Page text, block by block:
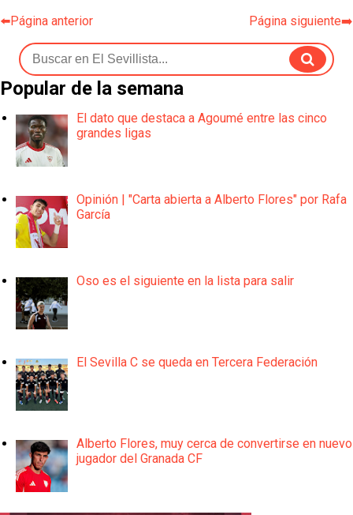
⬅️Página anterior Página siguiente➡️
Popular de la semana
El dato que destaca a Agoumé entre las cinco
grandes ligas
Opinión | "Carta abierta a Alberto Flores" por Rafa
García
Oso es el siguiente en la lista para salir
El Sevilla C se queda en Tercera Federación
Alberto Flores, muy cerca de convertirse en nuevo
jugador del Granada CF